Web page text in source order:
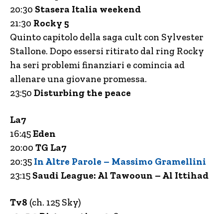
20:30 Stasera Italia weekend
21:30 Rocky 5
Quinto capitolo della saga cult con Sylvester
Stallone. Dopo essersi ritirato dal ring Rocky
ha seri problemi finanziari e comincia ad
allenare una giovane promessa.
23:50 Disturbing the peace
La7
16:45Eden
20:00 TG La7
20:35 In Altre Parole – Massimo Gramellini
23:15 Saudi League: Al Tawooun – Al Ittihad
Tv8 (ch. 125 Sky)